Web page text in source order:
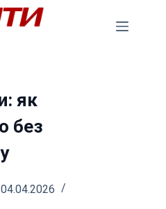
як
без
04.04.2026